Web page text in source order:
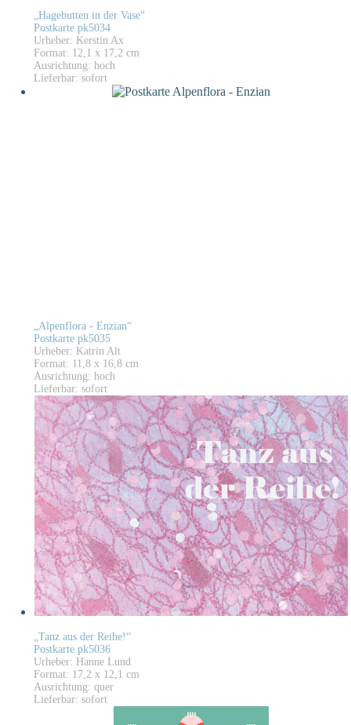
„Hagebutten in der Vase“
Postkarte pk5034
Urheber: Kerstin Ax
Format: 12,1 x 17,2 cm
Ausrichtung: hoch
Lieferbar: sofort
„Alpenflora - Enzian“
Postkarte pk5035
Urheber: Katrin Alt
Format: 11,8 x 16,8 cm
Ausrichtung: hoch
Lieferbar: sofort
„Tanz aus der Reihe!“
Postkarte pk5036
Urheber: Hanne Lund
Format: 17,2 x 12,1 cm
Ausrichtung: quer
Lieferbar: sofort